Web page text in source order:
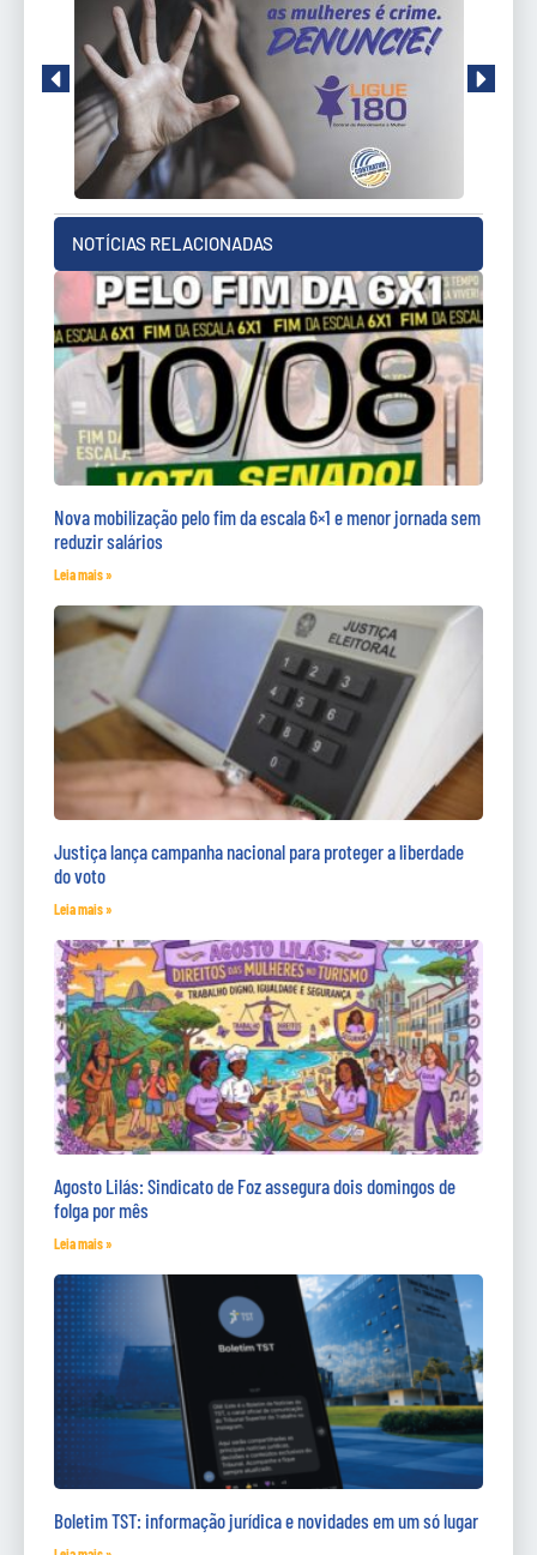
NOTÍCIAS RELACIONADAS
Nova mobilização pelo fim da escala 6×1 e menor jornada sem
reduzir salários
Leia mais »
Justiça lança campanha nacional para proteger a liberdade
do voto
Leia mais »
Agosto Lilás: Sindicato de Foz assegura dois domingos de
folga por mês
Leia mais »
Boletim TST: informação jurídica e novidades em um só lugar